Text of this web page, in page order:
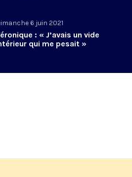
6 juin 2021
: « J’avais un vide
qui me pesait »